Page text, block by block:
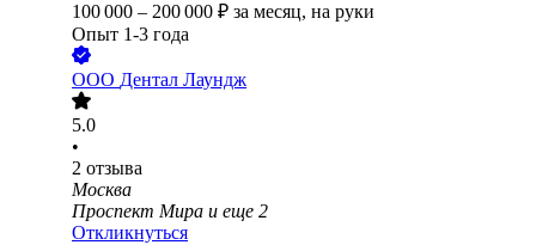
100 000 – 200 000 ₽ за месяц, на руки
Опыт 1-3 года
ООО Дентал Лаундж
5.0
•
2 отзыва
Москва
Проспект Мира и еще 2
Откликнуться